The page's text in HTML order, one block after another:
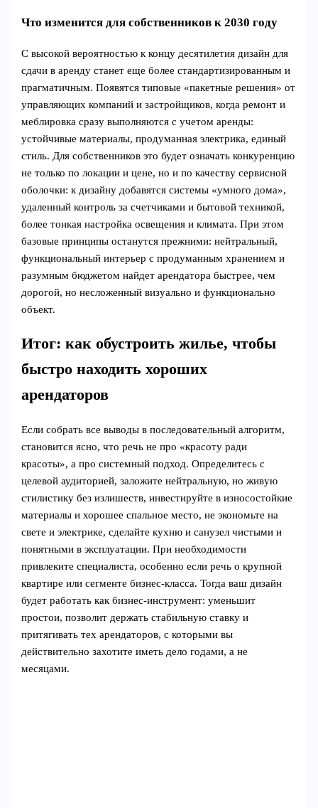
Что изменится для собственников к 2030 году
С высокой вероятностью к концу десятилетия дизайн для
сдачи в аренду станет еще более стандартизированным и
прагматичным. Появятся типовые «пакетные решения» от
управляющих компаний и застройщиков, когда ремонт и
меблировка сразу выполняются с учетом аренды:
устойчивые материалы, продуманная электрика, единый
стиль. Для собственников это будет означать конкуренцию
не только по локации и цене, но и по качеству сервисной
оболочки: к дизайну добавятся системы «умного дома»,
удаленный контроль за счетчиками и бытовой техникой,
более тонкая настройка освещения и климата. При этом
базовые принципы останутся прежними: нейтральный,
функциональный интерьер с продуманным хранением и
разумным бюджетом найдет арендатора быстрее, чем
дорогой, но несложенный визуально и функционально
объект.
Итог: как обустроить жилье, чтобы
быстро находить хороших
арендаторов
Если собрать все выводы в последовательный алгоритм,
становится ясно, что речь не про «красоту ради
красоты», а про системный подход. Определитесь с
целевой аудиторией, заложите нейтральную, но живую
стилистику без излишеств, инвестируйте в износостойкие
материалы и хорошее спальное место, не экономьте на
свете и электрике, сделайте кухню и санузел чистыми и
понятными в эксплуатации. При необходимости
привлеките специалиста, особенно если речь о крупной
квартире или сегменте бизнес‑класса. Тогда ваш дизайн
будет работать как бизнес‑инструмент: уменьшит
простои, позволит держать стабильную ставку и
притягивать тех арендаторов, с которыми вы
действительно захотите иметь дело годами, а не
месяцами.